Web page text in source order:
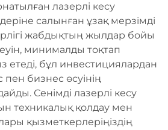
лазерлі кесу
салынған ұзақ мерзімді
жабдықтың жылдар бойы
минималды тоқтап
етеді, бұл инвестициялардан
бизнес өсуінің
Сенімді лазерлі кесу
техникалық қолдау мен
қызметкерлеріңіздің